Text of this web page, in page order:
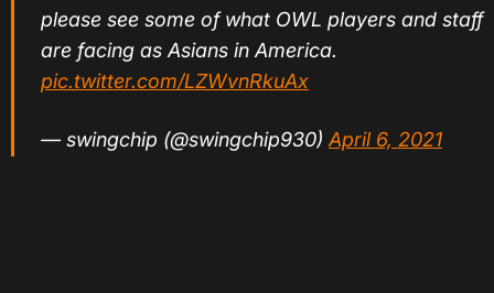
please see some of what OWL players and staff
are facing as Asians in America.
pic.twitter.com/LZWvnRkuAx
— swingchip (@swingchip930) April 6, 2021